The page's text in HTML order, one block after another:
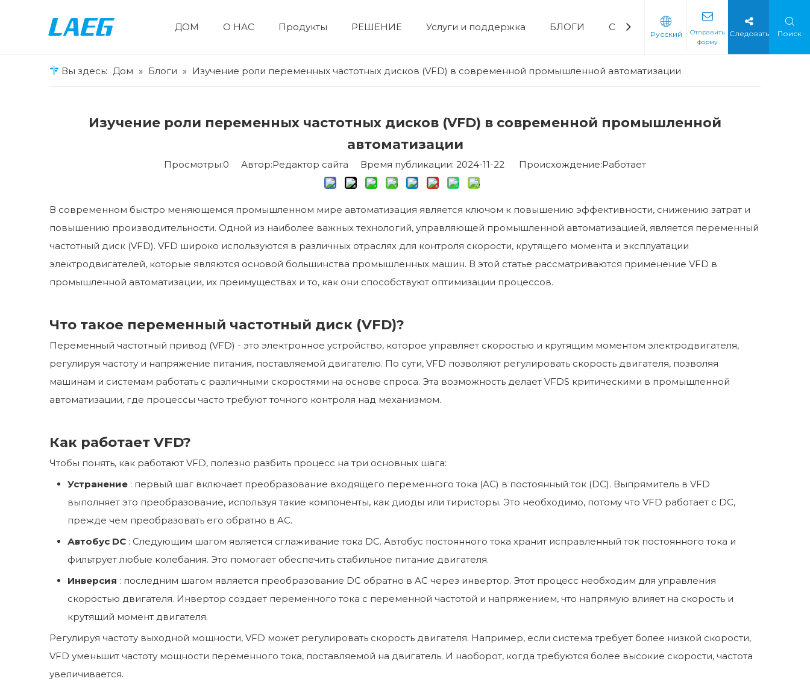
ДОМ О НАС Продукты РЕШЕНИЕ Услуги и поддержка БЛОГИ СВЯЗАТЬСЯ С НАМИ ЧаВо
Pусский
Отправить
форму
Следовать Поиск
Вы здесь: Дом » Блоги » Изучение роли переменных частотных дисков (VFD) в современной промышленной автоматизации
Изучение роли переменных частотных дисков (VFD) в современной промышленной
автоматизации
Просмотры:0 Автор:Pедактор сайта Время публикации: 2024-11-22 Происхождение:Работает
В современном быстро меняющемся промышленном мире автоматизация является ключом к повышению эффективности, снижению затрат и
повышению производительности. Одной из наиболее важных технологий, управляющей промышленной автоматизацией, является переменный
частотный диск (VFD). VFD широко используются в различных отраслях для контроля скорости, крутящего момента и эксплуатации
электродвигателей, которые являются основой большинства промышленных машин. В этой статье рассматриваются применение VFD в
промышленной автоматизации, их преимуществах и то, как они способствуют оптимизации процессов.
Что такое переменный частотный диск (VFD)?
Переменный частотный привод (VFD) - это электронное устройство, которое управляет скоростью и крутящим моментом электродвигателя,
регулируя частоту и напряжение питания, поставляемой двигателю. По сути, VFD позволяют регулировать скорость двигателя, позволяя
машинам и системам работать с различными скоростями на основе спроса. Эта возможность делает VFDS критическими в промышленной
автоматизации, где процессы часто требуют точного контроля над механизмом.
Как работает VFD?
Чтобы понять, как работают VFD, полезно разбить процесс на три основных шага:
Устранение : первый шаг включает преобразование входящего переменного тока (AC) в постоянный ток (DC). Выпрямитель в VFD
выполняет это преобразование, используя такие компоненты, как диоды или тиристоры. Это необходимо, потому что VFD работает с DC,
прежде чем преобразовать его обратно в AC.
Автобус DC : Следующим шагом является сглаживание тока DC. Автобус постоянного тока хранит исправленный ток постоянного тока и
фильтрует любые колебания. Это помогает обеспечить стабильное питание двигателя.
Инверсия : последним шагом является преобразование DC обратно в AC через инвертор. Этот процесс необходим для управления
скоростью двигателя. Инвертор создает переменного тока с переменной частотой и напряжением, что напрямую влияет на скорость и
крутящий момент двигателя.
Регулируя частоту выходной мощности, VFD может регулировать скорость двигателя. Например, если система требует более низкой скорости,
VFD уменьшит частоту мощности переменного тока, поставляемой на двигатель. И наоборот, когда требуются более высокие скорости, частота
увеличивается.